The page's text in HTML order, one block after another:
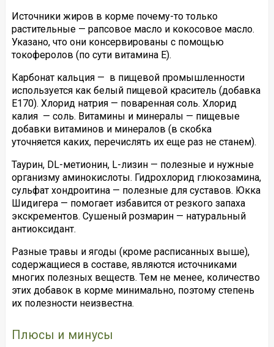
Источники жиров в корме почему-то только
растительные — рапсовое масло и кокосовое масло.
Указано, что они консервированы с помощью
токоферолов (по сути витамина E).
Карбонат кальция — в пищевой промышленности
используется как белый пищевой краситель (добавка
E170). Хлорид натрия — поваренная соль. Хлорид
калия — соль. Витамины и минералы — пищевые
добавки витаминов и минералов (в скобка
уточняется каких, перечислять их еще раз не станем).
Таурин, DL-метионин, L-лизин — полезные и нужные
организму аминокислоты. Гидрохлорид глюкозамина,
сульфат хондроитина — полезные для суставов. Юкка
Шидигера — помогает избавится от резкого запаха
экскрементов. Сушеный розмарин — натуральный
антиоксидант.
Разные травы и ягоды (кроме расписанных выше),
содержащиеся в составе, являются источниками
многих полезных веществ. Тем не менее, количество
этих добавок в корме минимально, поэтому степень
их полезности неизвестна.
Плюсы и минусы